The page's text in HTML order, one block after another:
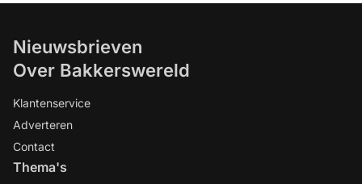
Nieuwsbrieven
Over Bakkerswereld
Klantenservice
Adverteren
Contact
Thema's